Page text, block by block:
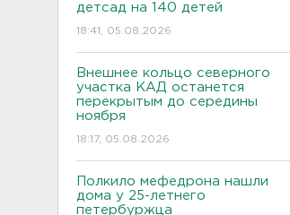
детсад на 140 детей
18:41, 05.08.2026
Внешнее кольцо северного
участка КАД останется
перекрытым до середины
ноября
18:17, 05.08.2026
Полкило мефедрона нашли
дома у 25-летнего
петербуржца